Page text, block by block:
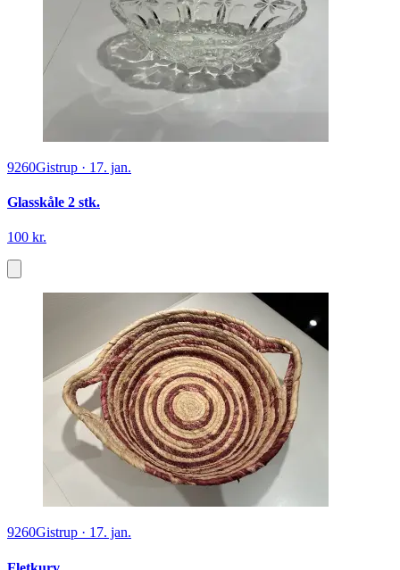
9260Gistrup · 17. jan.
Glasskåle 2 stk.
100 kr.
9260Gistrup · 17. jan.